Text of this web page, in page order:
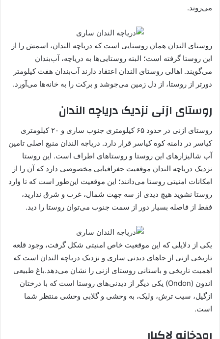
می‌روند.
روستای الندان همان روستایی است که دریاچه الندان، اسمش را از
این روستا گرفته است؛ البته روستایی‌ها به دریاچه، آب‌بندان
می‌گویند. اهالی روستای الندان اعتقاد دارند آب‌بندان هفت کیلومتر
دورتر از روستا، از دل زمین می‌جوشد و برکت را به خانه‌ها می‌آورد.
روستای ازنی نزدیک دریاچه الندان
روستای ازنی در حدود ۶۵ کیلومتری جنوب ساری و ۲۰ کیلومتری
کیاسر در دامنه کوه کیاسر قرار دارد. دریاچه الندان منبع اصلی تامین
آب شالیزارهای این روستا و روستاهای اطراف است. این روستا
نزدیک دریاچه الندان موقعیت جغرافیایی مخصوصی دارد که آن را از
امکانات امنیتی روستا می‌دانند؛ این موقعیت این‌طور است که تا وارد
روستا نشوید هیچ دیدی از سه جهت شمال، غرب و شرق ندارید،
فقط از فاصله بسیار دور از سمت جنوب می‌توان روستا را دید.
یکی از دلایلی که این موقعیت خاص امنیتی شکل گرفت، وجود قلعه
تاریخی ازنی از جاهای دیدنی ساری و نزدیک دریاچه الندان است که
اهمیت تاریخی و باستانی روستای ازنی را نشان می‌دهد.باغ طبیعی
اندون (Ondon) یکی دیگر از دیدنی‌های روستا است که با درختان
ازگیل، سیب ترش، ولیک، به وحشی و گلابی وحشی منتظر شما
است.